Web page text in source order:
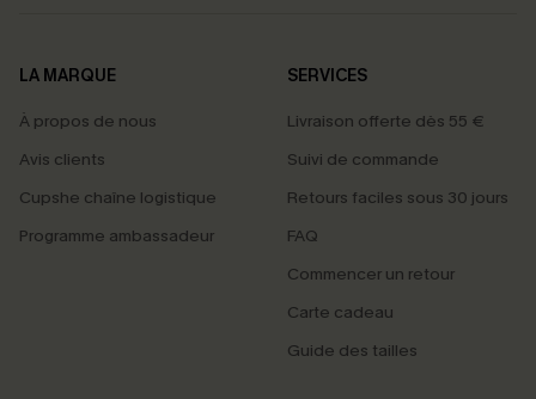
LA MARQUE
À propos de nous
Avis clients
Cupshe chaîne logistique
Programme ambassadeur
SERVICES
Livraison offerte dès 55 €
Suivi de commande
Retours faciles sous 30 jours
FAQ
Commencer un retour
Carte cadeau
Guide des tailles